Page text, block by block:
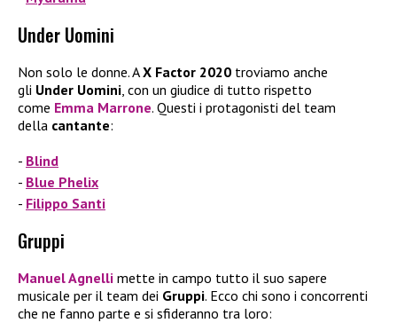
Under Uomini
Non solo le donne. AX Factor 2020 troviamo anche
gli Under Uomini , con un giudice di tutto rispetto
come Emma Marrone. Questi i protagonisti del team
della cantante:
Blind
Blue Phelix
Filippo Santi
Gruppi
Manuel Agnelli mette in campo tutto il suo sapere
musicale per il team dei Gruppi. Ecco chi sono i concorrenti
che ne fanno parte e si sfideranno tra loro: